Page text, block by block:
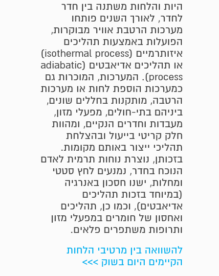
היות והלחות משתנה בין חדר
לחדר, לאורך השנים פותחו
מערכות הרטבת אוויר מבוקרות,
הפועלות באמצעות תהליכים
איזותרמיים (isothermal process)
או תהליכים אדיאבטים (adiabatic
process). המערכות, המוכרות גם
כמערכות הוספת לחות או מערכות
הרטבה, מותקנות בחללים שונים,
ביניהם בתי-חולים, מפעלי מזון,
מעבדות וחדרים הנקיים, ומהוות
חלק קריטי בייעול ובהצלחת
תהליכי ייצור באותם מקומות.
בזכותן, נוצרת נוחות תרמית לאדם
הנוכח בחדר, נמנעים לחץ סטטי
ומחלות, ישנו חסכון באנרגיה
(במיוחד בזכות תהליכים
אדיאבטים), וכמו כן, תהליכים
ואחסון של חומרים במפעלי מזון
ותרופות משתפרים פלאים.
להשוואה בין מרטיבי הלחות
הקיימים היום בשוק >>>